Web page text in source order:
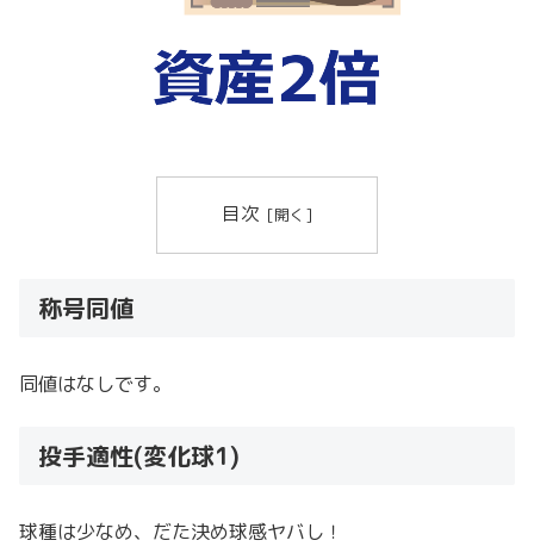
目次
称号同値
同値はなしです。
投手適性(変化球1)
球種は少なめ、だた決め球感ヤバし！